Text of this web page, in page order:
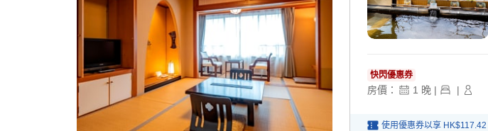
快閃優惠券
房價： 1 晚 | |
使用優惠券以享 HK$117.42